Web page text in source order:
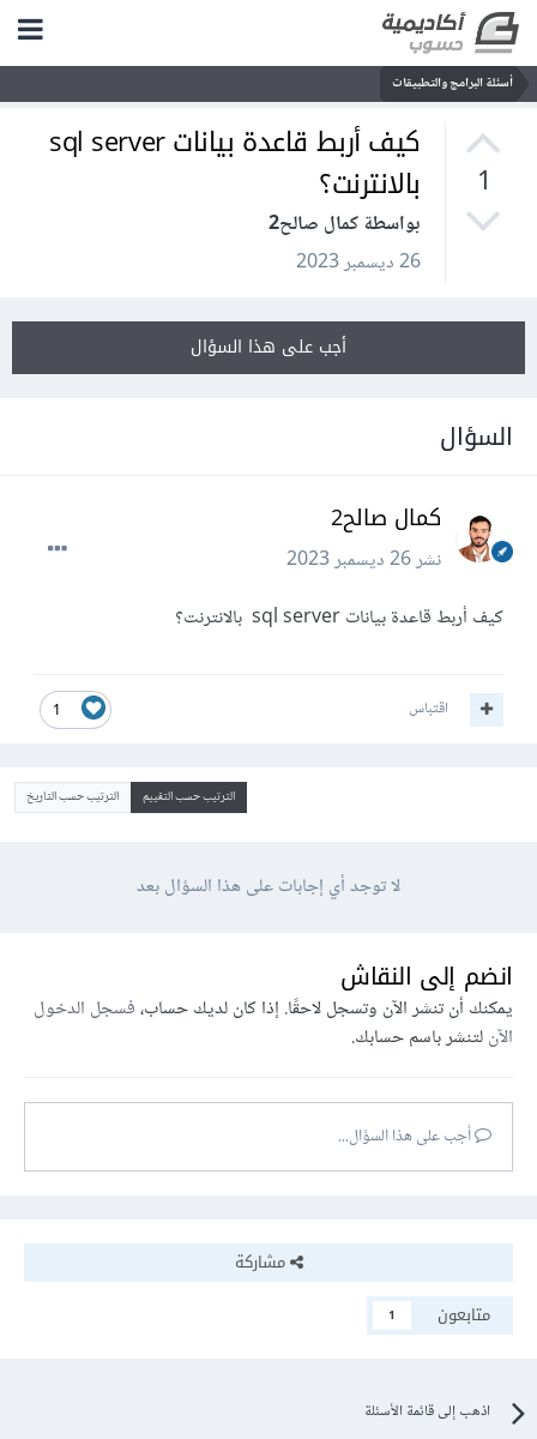
أسئلة البرامج والتطبيقات
1
كيف أربط قاعدة بيانات sql server
بالانترنت؟
بواسطة كمال صالح2
26 ديسمبر 2023
أجب على هذا السؤال
السؤال
كمال صالح2
نشر26 ديسمبر 2023
كيف أربط قاعدة بيانات sql server بالانترنت؟
1 اقتباس
الترتيب حسب التقييم الترتيب حسب التاريخ
لا توجد أي إجابات على هذا السؤال بعد
انضم إلى النقاش
يمكنك أن تنشر الآن وتسجل لاحقًا. إذا كان لديك حساب،فسجل الدخول
الآنلتنشر باسم حسابك.
أجب على هذا السؤال...
مشاركة
متابعون
1
اذهب إلى قائمة الأسئلة